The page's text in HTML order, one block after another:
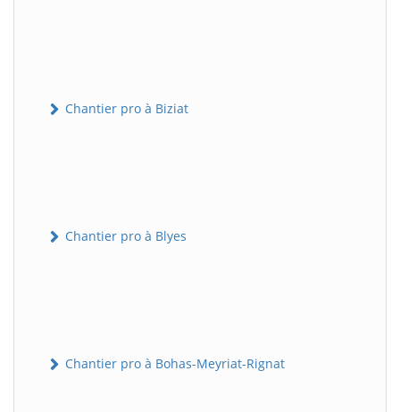
Chantier pro à Biziat
Chantier pro à Blyes
Chantier pro à Bohas-Meyriat-Rignat